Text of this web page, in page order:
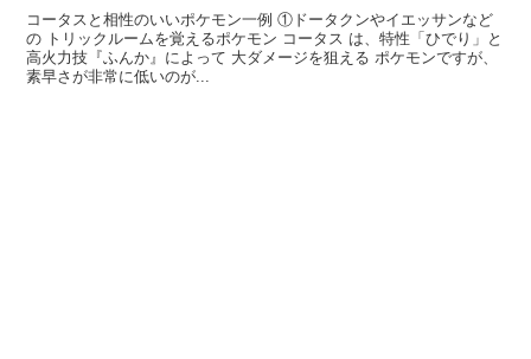
コータスと相性のいいポケモン一例 ①ドータクンやイエッサンなど
の トリックルームを覚えるポケモン コータス は、特性「ひでり」と
高火力技『ふんか』によって 大ダメージを狙える ポケモンですが、
素早さが非常に低いのが...